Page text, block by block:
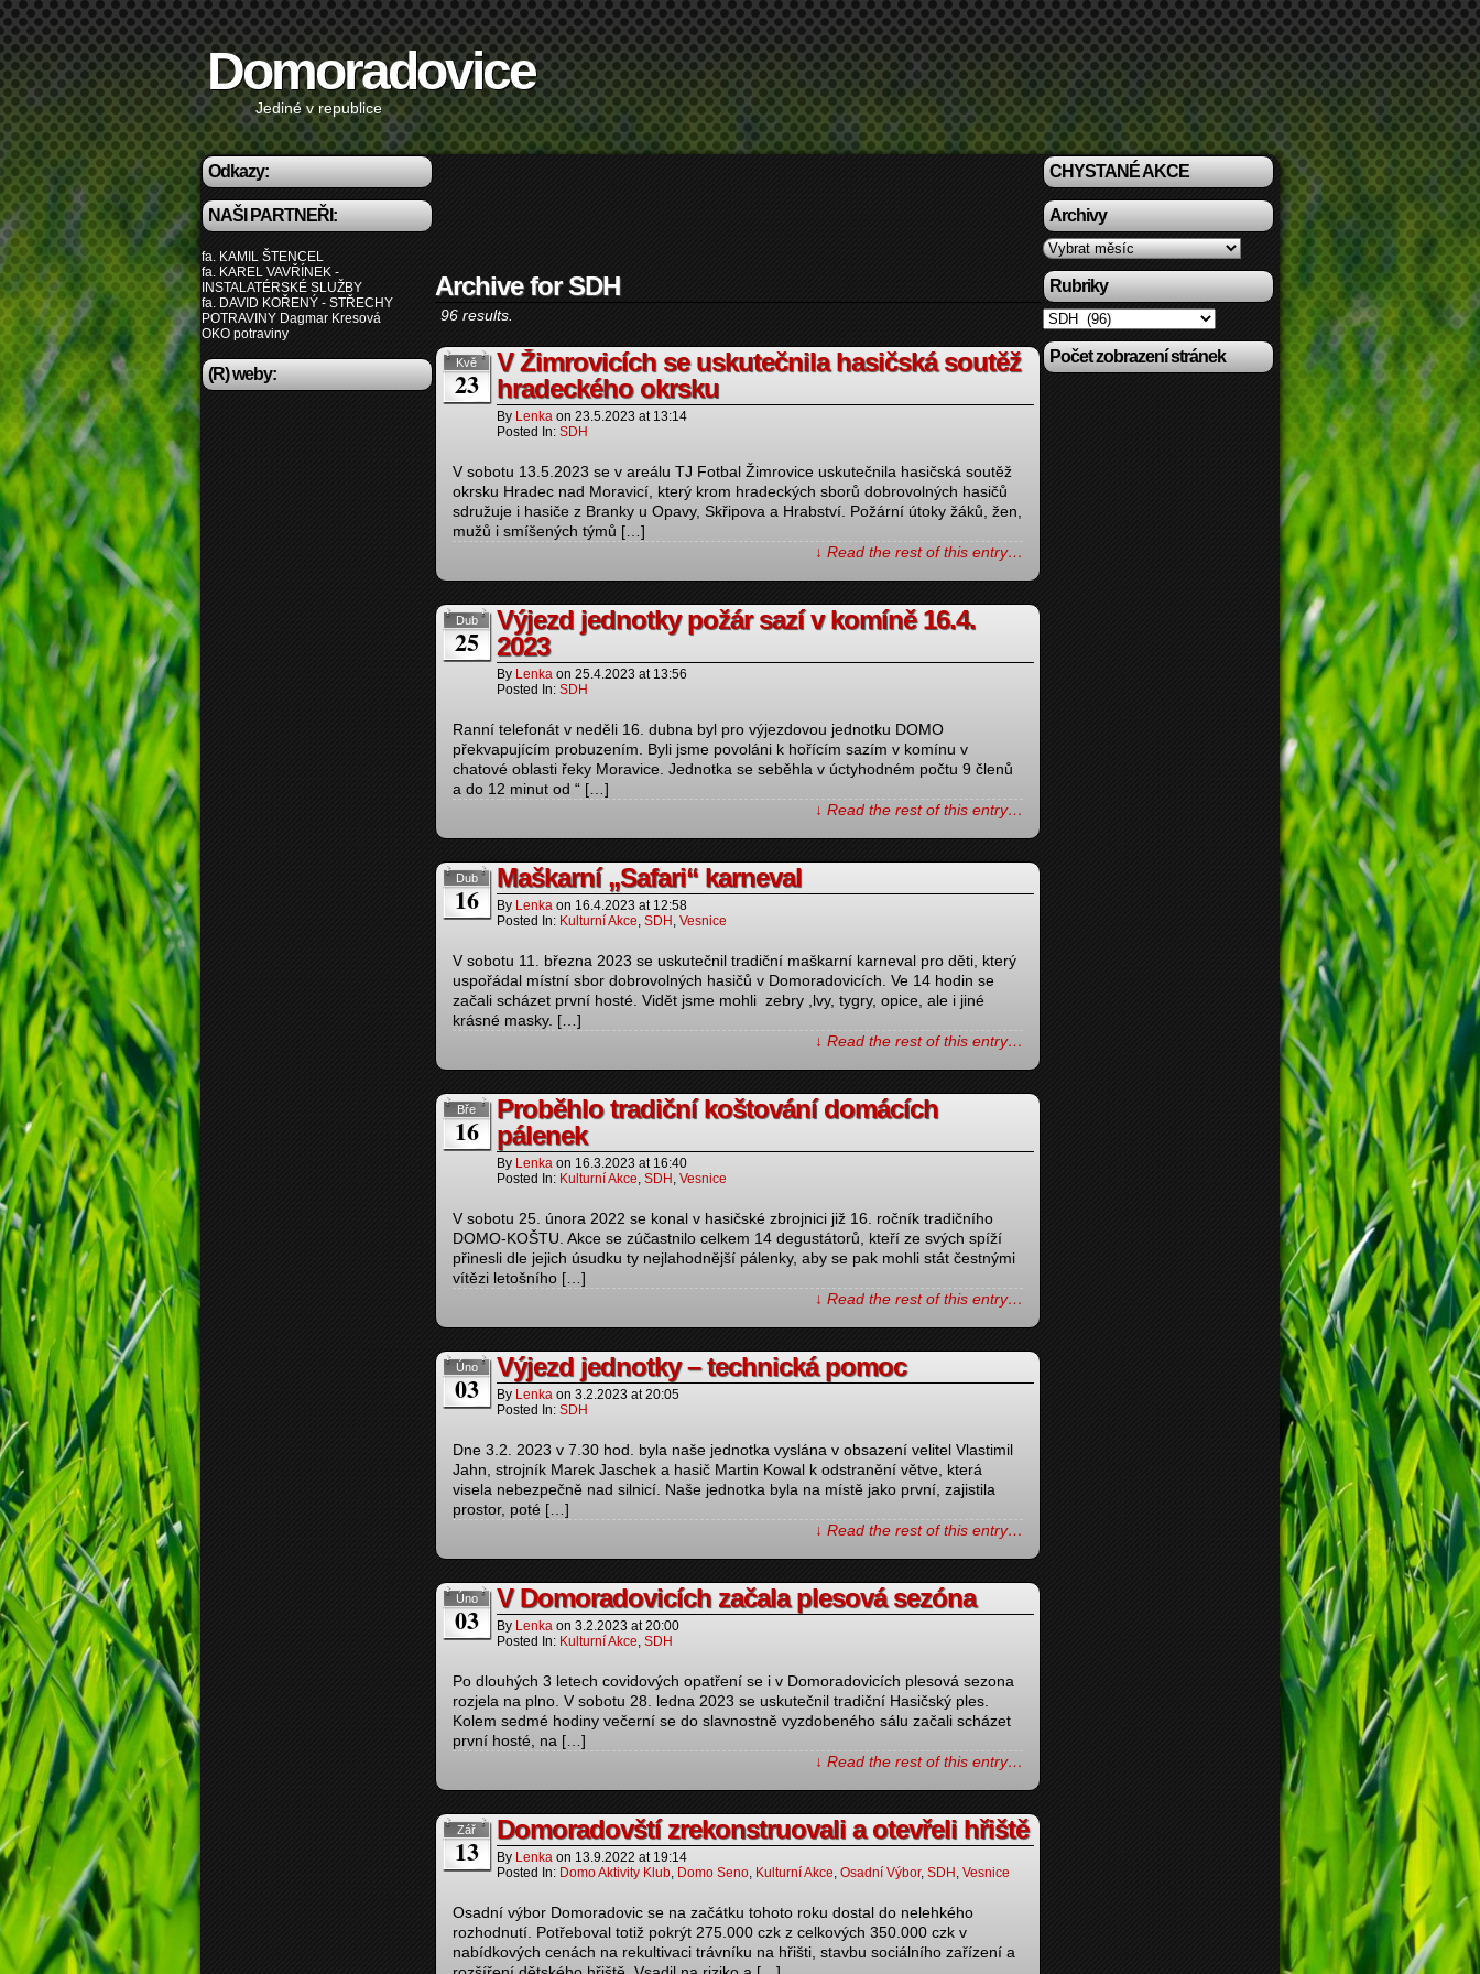
Domoradovice
Jediné v republice
Odkazy:
NAŠI PARTNEŘI:
fa. KAMIL ŠTENCEL
fa. KAREL VAVŘÍNEK -
INSTALATÉRSKÉ SLUŽBY
fa. DAVID KOŘENÝ - STŘECHY
POTRAVINY Dagmar Kresová
OKO potraviny
(R) weby:
Archive for SDH
96 results.
Kvě
23
V Žimrovicích se uskutečnila hasičská soutěž
hradeckého okrsku
By Lenka on 23.5.2023 at 13:14
Posted In: SDH
V sobotu 13.5.2023 se v areálu TJ Fotbal Žimrovice uskutečnila hasičská soutěž
okrsku Hradec nad Moravicí, který krom hradeckých sborů dobrovolných hasičů
sdružuje i hasiče z Branky u Opavy, Skřipova a Hrabství. Požární útoky žáků, žen,
mužů i smíšených týmů […]
↓ Read the rest of this entry…
Dub
25
Výjezd jednotky požár sazí v komíně 16.4.
2023
By Lenka on 25.4.2023 at 13:56
Posted In: SDH
Ranní telefonát v neděli 16. dubna byl pro výjezdovou jednotku DOMO
překvapujícím probuzením. Byli jsme povoláni k hořícím sazím v komínu v
chatové oblasti řeky Moravice. Jednotka se seběhla v úctyhodném počtu 9 členů
a do 12 minut od “ […]
↓ Read the rest of this entry…
Dub
16
Maškarní „Safari“ karneval
By Lenka on 16.4.2023 at 12:58
Posted In: Kulturní Akce, SDH , Vesnice
V sobotu 11. března 2023 se uskutečnil tradiční maškarní karneval pro děti, který
uspořádal místní sbor dobrovolných hasičů v Domoradovicích. Ve 14 hodin se
začali scházet první hosté. Vidět jsme mohli zebry ,lvy, tygry, opice, ale i jiné
krásné masky. […]
↓ Read the rest of this entry…
Bře
16
Proběhlo tradiční koštování domácích
pálenek
By Lenka on 16.3.2023 at 16:40
Posted In: Kulturní Akce, SDH , Vesnice
V sobotu 25. února 2022 se konal v hasičské zbrojnici již 16. ročník tradičního
DOMO-KOŠTU. Akce se zúčastnilo celkem 14 degustátorů, kteří ze svých spíží
přinesli dle jejich úsudku ty nejlahodnější pálenky, aby se pak mohli stát čestnými
vítězi letošního […]
↓ Read the rest of this entry…
Úno
03
Výjezd jednotky – technická pomoc
By Lenka on 3.2.2023 at20:05
Posted In: SDH
Dne 3.2. 2023 v 7.30 hod. byla naše jednotka vyslána v obsazení velitel Vlastimil
Jahn, strojník Marek Jaschek a hasič Martin Kowal k odstranění větve, která
visela nebezpečně nad silnicí. Naše jednotka byla na místě jako první, zajistila
prostor, poté […]
↓ Read the rest of this entry…
Úno
03
V Domoradovicích začala plesová sezóna
By Lenka on 3.2.2023 at20:00
Posted In: Kulturní Akce, SDH
Po dlouhých 3 letech covidových opatření se i v Domoradovicích plesová sezona
rozjela na plno. V sobotu 28. ledna 2023 se uskutečnil tradiční Hasičský ples.
Kolem sedmé hodiny večerní se do slavnostně vyzdobeného sálu začali scházet
první hosté, na […]
↓ Read the rest of this entry…
Zář
13
Domoradovští zrekonstruovali a otevřeli hřiště
By Lenka on 13.9.2022 at 19:14
Posted In: Domo Aktivity Klub, Domo Seno, Kulturní Akce, Osadní Výbor, SDH , Vesnice
Osadní výbor Domoradovic se na začátku tohoto roku dostal do nelehkého
rozhodnutí. Potřeboval totiž pokrýt 275.000 czk z celkových 350.000 czk v
nabídkových cenách na rekultivaci trávníku na hřišti, stavbu sociálního zařízení a
CHYSTANÉ AKCE
Archivy
Archivy
Rubriky
Rubriky
Počet zobrazení stránek